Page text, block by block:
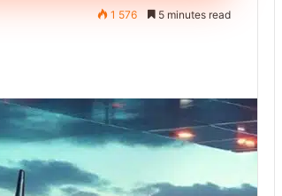
1 576 5 minutes read